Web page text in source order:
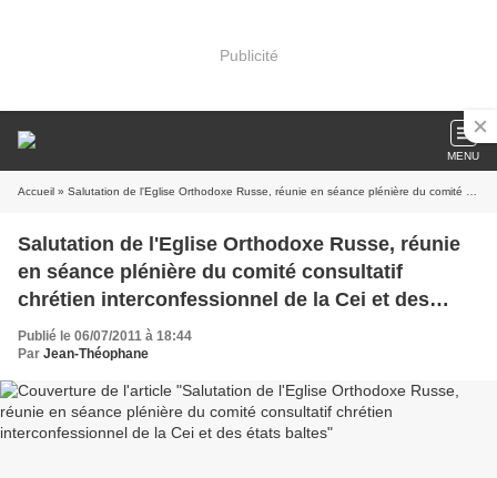
Publicité
MENU
Accueil » Salutation de l'Eglise Orthodoxe Russe, réunie en séance plénière du comité consultatif chrétien interconfessionnel de la Cei et des états baltes
Salutation de l'Eglise Orthodoxe Russe, réunie
en séance plénière du comité consultatif
chrétien interconfessionnel de la Cei et des
états baltes
Publié le 06/07/2011 à 18:44
Par Jean-Théophane